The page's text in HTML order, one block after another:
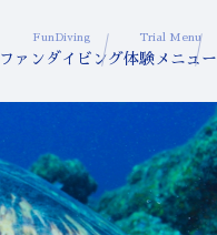
FunDiving
ファンダイビング
Trial Menu
体験メニュー